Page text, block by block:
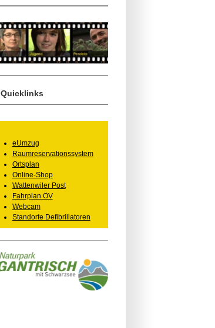
Quicklinks
eUmzug
Raumreservationssystem
Ortsplan
Online-Shop
Wattenwiler Post
Fahrplan ÖV
Webcam
Standorte Defibrillatoren